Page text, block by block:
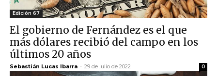
Edición 67
El gobierno de Fernández es el que
más dólares recibió del campo en los
últimos 20 años
Sebastián Lucas Ibarra - 29 de julio de 2022 0